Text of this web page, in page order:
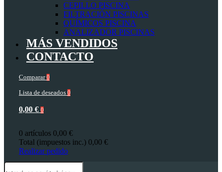
CEPILLO PISCINA
FILTRACIÓN PISCINAS
QUÍMICOS PISCINA
ANALIZADOR PISCINAS
MÁS VENDIDOS
CONTACTO
Comparar 0
Lista de deseados 0
0,00 € 0
0 artículos 0,00 €
Total (impuestos inc.) 0,00 €
Realizar pedido